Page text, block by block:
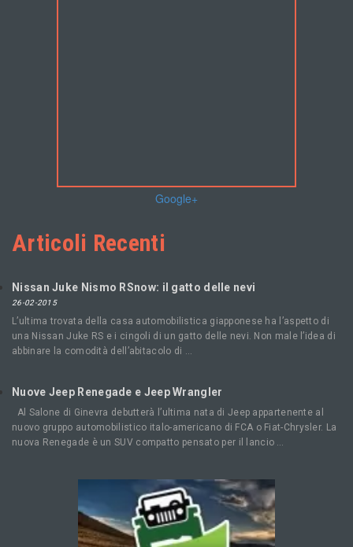
Google+
Articoli Recenti
Nissan Juke Nismo RSnow: il gatto delle nevi
26-02-2015
L’ultima trovata della casa automobilistica giapponese ha l’aspetto di
una Nissan Juke RS e i cingoli di un gatto delle nevi. Non male l’idea di
abbinare la comodità dell’abitacolo di …
Nuove Jeep Renegade e Jeep Wrangler
Al Salone di Ginevra debutterà l’ultima nata di Jeep appartenente al
nuovo gruppo automobilistico italo-americano di FCA o Fiat-Chrysler. La
nuova Renegade è un SUV compatto pensato per il lancio …